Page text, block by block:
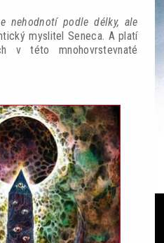
nehodnotí podle délky, ale
myslitel Seneca. A platí
v této mnohovrstevnaté